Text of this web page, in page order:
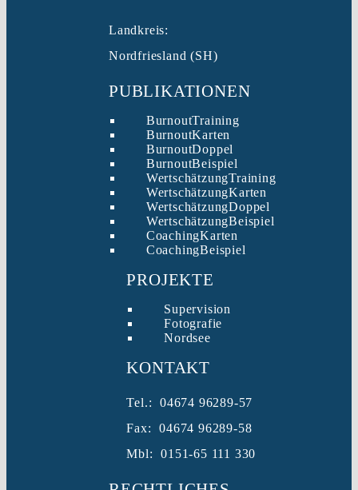
Landkreis:
Nordfriesland (SH)
PUBLIKATIONEN
BurnoutTraining
BurnoutKarten
BurnoutDoppel
BurnoutBeispiel
WertschätzungTraining
WertschätzungKarten
WertschätzungDoppel
WertschätzungBeispiel
CoachingKarten
CoachingBeispiel
PROJEKTE
Supervision
Fotografie
Nordsee
KONTAKT
Tel.: 04674 96289-57
Fax: 04674 96289-58
Mbl: 0151-65 111 330